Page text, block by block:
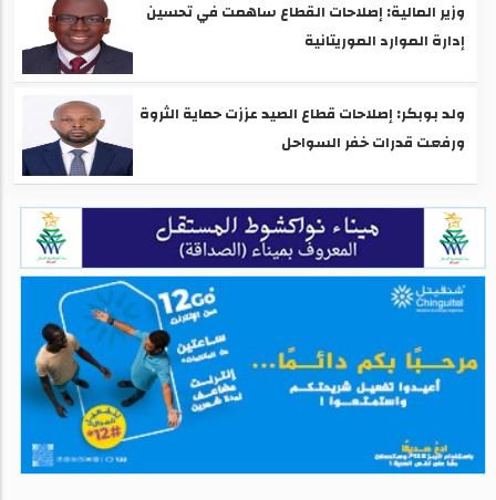
وزير المالية: إصلاحات القطاع ساهمت في تحسين
إدارة الموارد الموريتانية
ولد بوبكر: إصلاحات قطاع الصيد عززت حماية الثروة
ورفعت قدرات خفر السواحل